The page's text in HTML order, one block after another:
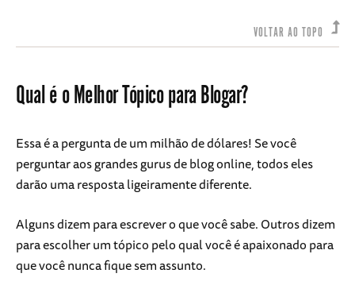
VOLTAR AO TOPO
Qual é o Melhor Tópico para Blogar?
Essa é a pergunta de um milhão de dólares! Se você
perguntar aos grandes gurus de blog online, todos eles
darão uma resposta ligeiramente diferente.
Alguns dizem para escrever o que você sabe. Outros dizem
para escolher um tópico pelo qual você é apaixonado para
que você nunca fique sem assunto.